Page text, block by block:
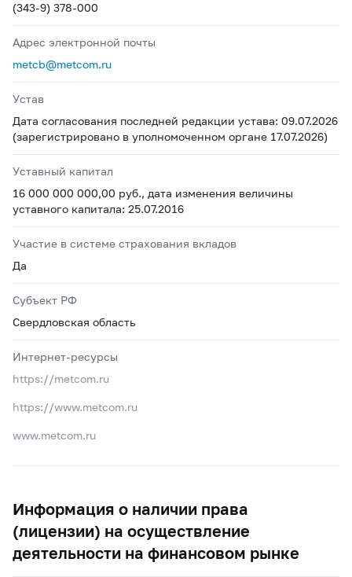
(343-9) 378-000
Адрес электронной почты
metcb@metcom.ru
Устав
Дата согласования последней редакции устава: 09.07.2026
(зарегистрировано в уполномоченном органе 17.07.2026)
Уставный капитал
16 000 000 000,00 руб., дата изменения величины
уставного капитала: 25.07.2016
Участие в системе страхования вкладов
Да
Субъект РФ
Свердловская область
Интернет-ресурсы
https://metcom.ru
https://www.metcom.ru
www.metcom.ru
Информация о наличии права
(лицензии) на осуществление
деятельности на финансовом рынке